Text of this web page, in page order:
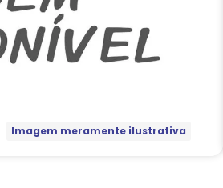
Imagem meramente ilustrativa